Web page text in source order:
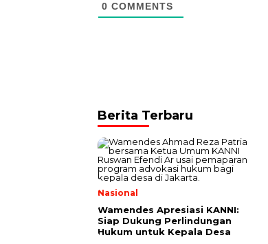
0 COMMENTS
Berita Terbaru
Nasional
Wamendes Apresiasi KANNI:
Siap Dukung Perlindungan
Hukum untuk Kepala Desa